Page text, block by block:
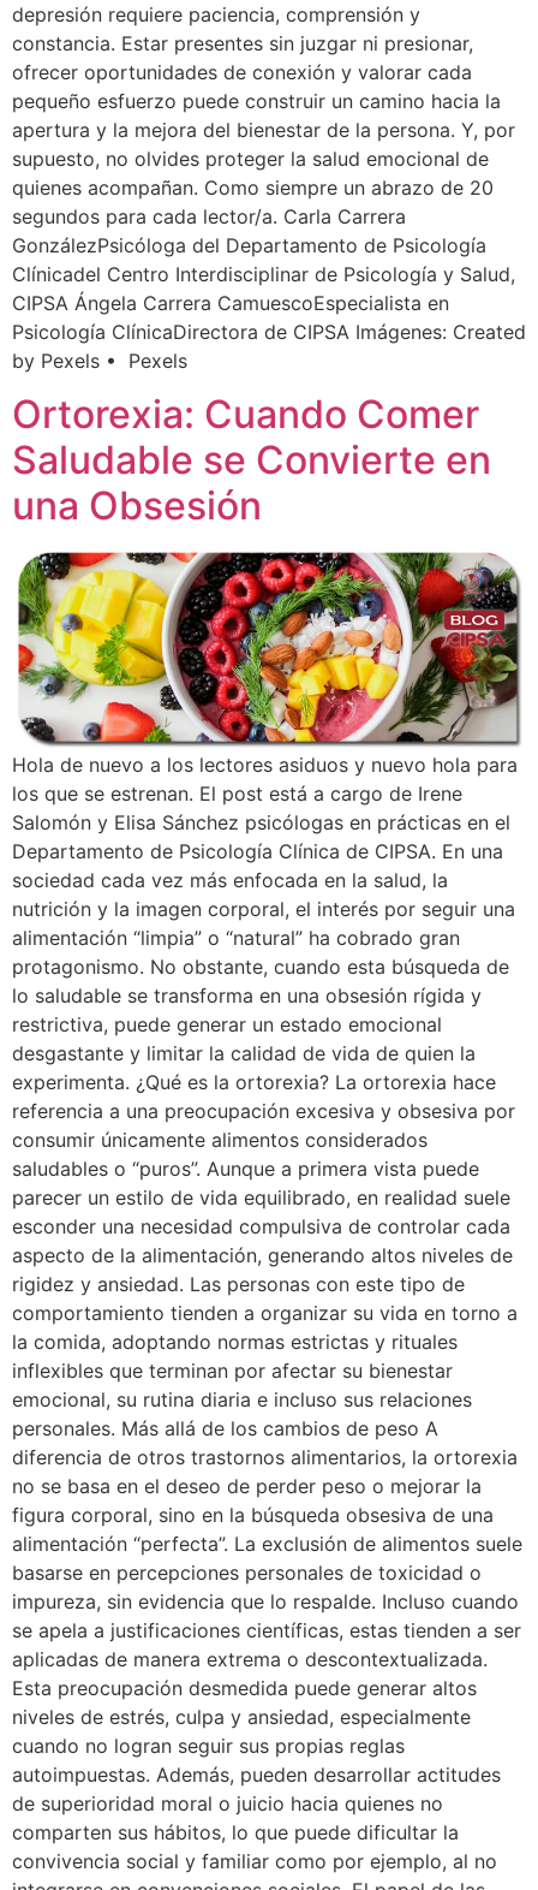
depresión requiere paciencia, comprensión y
constancia. Estar presentes sin juzgar ni presionar,
ofrecer oportunidades de conexión y valorar cada
pequeño esfuerzo puede construir un camino hacia la
apertura y la mejora del bienestar de la persona. Y, por
supuesto, no olvides proteger la salud emocional de
quienes acompañan. Como siempre un abrazo de 20
segundos para cada lector/a. Carla Carrera
GonzálezPsicóloga del Departamento de Psicología
Clínicadel Centro Interdisciplinar de Psicología y Salud,
CIPSA Ángela Carrera CamuescoEspecialista en
Psicología ClínicaDirectora de CIPSA Imágenes: Created
by Pexels • Pexels
Ortorexia: Cuando Comer
Saludable se Convierte en
una Obsesión
Hola de nuevo a los lectores asiduos y nuevo hola para
los que se estrenan. El post está a cargo de Irene
Salomón y Elisa Sánchez psicólogas en prácticas en el
Departamento de Psicología Clínica de CIPSA. En una
sociedad cada vez más enfocada en la salud, la
nutrición y la imagen corporal, el interés por seguir una
alimentación “limpia” o “natural” ha cobrado gran
protagonismo. No obstante, cuando esta búsqueda de
lo saludable se transforma en una obsesión rígida y
restrictiva, puede generar un estado emocional
desgastante y limitar la calidad de vida de quien la
experimenta. ¿Qué es la ortorexia? La ortorexia hace
referencia a una preocupación excesiva y obsesiva por
consumir únicamente alimentos considerados
saludables o “puros”. Aunque a primera vista puede
parecer un estilo de vida equilibrado, en realidad suele
esconder una necesidad compulsiva de controlar cada
aspecto de la alimentación, generando altos niveles de
rigidez y ansiedad. Las personas con este tipo de
comportamiento tienden a organizar su vida en torno a
la comida, adoptando normas estrictas y rituales
inflexibles que terminan por afectar su bienestar
emocional, su rutina diaria e incluso sus relaciones
personales. Más allá de los cambios de peso A
diferencia de otros trastornos alimentarios, la ortorexia
no se basa en el deseo de perder peso o mejorar la
figura corporal, sino en la búsqueda obsesiva de una
alimentación “perfecta”. La exclusión de alimentos suele
basarse en percepciones personales de toxicidad o
impureza, sin evidencia que lo respalde. Incluso cuando
se apela a justificaciones científicas, estas tienden a ser
aplicadas de manera extrema o descontextualizada.
Esta preocupación desmedida puede generar altos
niveles de estrés, culpa y ansiedad, especialmente
cuando no logran seguir sus propias reglas
autoimpuestas. Además, pueden desarrollar actitudes
de superioridad moral o juicio hacia quienes no
comparten sus hábitos, lo que puede dificultar la
convivencia social y familiar como por ejemplo, al no